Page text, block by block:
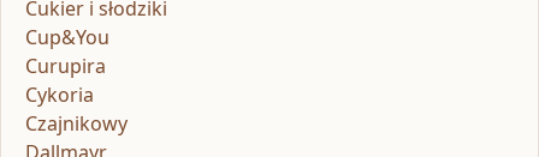
Cukier i słodziki
Cup&You
Curupira
Cykoria
Czajnikowy